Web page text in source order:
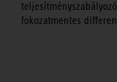
fokozatmentes